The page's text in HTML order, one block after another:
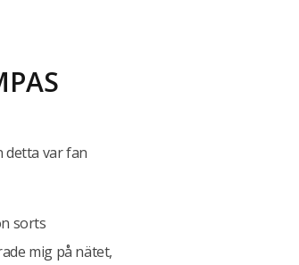
detta var fan
sorts
mig på nätet,